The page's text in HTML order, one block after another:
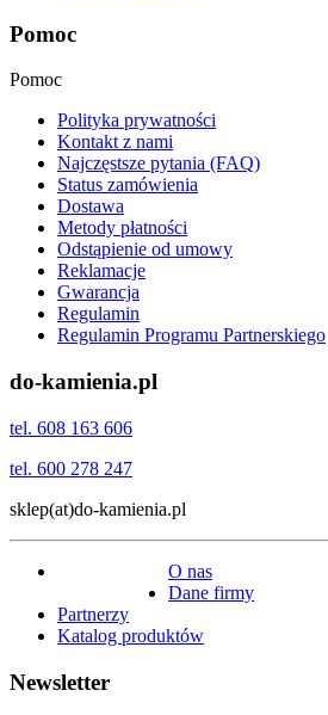
Pomoc
Pomoc
Polityka prywatności
Kontakt z nami
Najczęstsze pytania (FAQ)
Status zamówienia
Dostawa
Metody płatności
Odstąpienie od umowy
Reklamacje
Gwarancja
Regulamin
Regulamin Programu Partnerskiego
do-kamienia.pl
tel. 608 163 606
tel. 600 278 247
sklep(at)do-kamienia.pl
O nas
Dane firmy
Partnerzy
Katalog produktów
Newsletter